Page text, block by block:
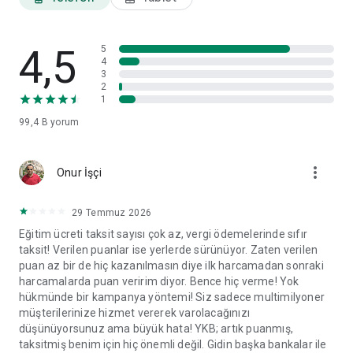
World Mobil'i yorumlarınız doğrultusunda geliştirmeye devam
edeceğiz.
4,5
99,4 B yorum
5
4
3
2
1
Onur İşçi more_vert
29 Temmuz 2026
Eğitim ücreti taksit sayısı çok az, vergi ödemelerinde sıfır
taksit! Verilen puanlar ise yerlerde sürünüyor. Zaten verilen
puan az bir de hiç kazanılmasın diye ilk harcamadan sonraki
harcamalarda puan veririm diyor. Bence hiç verme! Yok
hükmünde bir kampanya yöntemi! Siz sadece multimilyoner
müşterilerinize hizmet vererek varolacağınızı
düşünüyorsunuz ama büyük hata! YKB; artık puanmış,
taksitmiş benim için hiç önemli değil. Gidin başka bankalar ile